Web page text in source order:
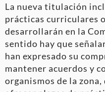
La nueva titulación
prácticas curriculares
desarrollarán en la
sentido hay que
han expresado su
mantener acuerdos y
organismos de la